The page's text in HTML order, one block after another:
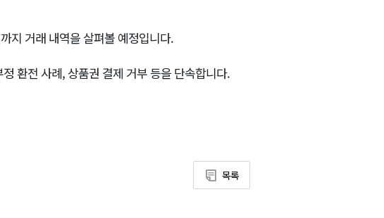
지 거래 내역을 살펴볼 예정입니다.
환전 사례, 상품권 결제 거부 등을 단속합니다.
목록